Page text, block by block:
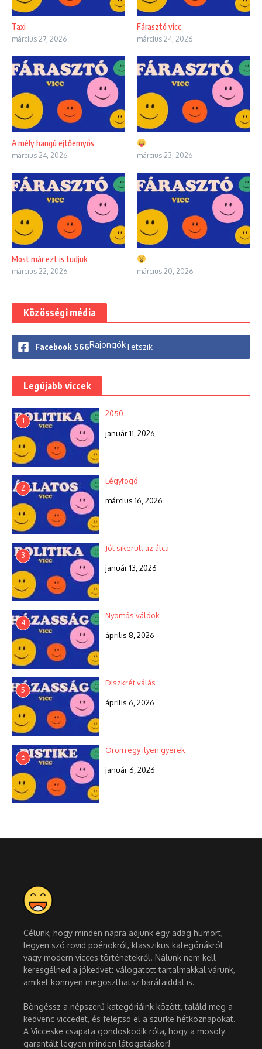
Taxi
március 27, 2026
Fárasztó vicc
március 24, 2026
A mély hangú ejtőernyős
március 24, 2026 március 23, 2026
Most már ezt is tudjuk
március 22, 2026 március 20, 2026
Közösségi média
Facebook 566RajongókTetszik
Legújabb viccek
1
2050
január 11, 2026
2
Légyfogó
március 16, 2026
3
Jól sikerült az álca
január 13, 2026
4
Nyomós válóok
április 8, 2026
5
Diszkrét válás
április 6, 2026
6
Öröm egy ilyen gyerek
január 6, 2026
Célunk, hogy minden napra adjunk egy adag humort,
legyen szó rövid poénokról, klasszikus kategóriákról
vagy modern vicces történetekről. Nálunk nem kell
keresgélned a jókedvet: válogatott tartalmakkal várunk,
amiket könnyen megoszthatsz barátaiddal is.
Böngéssz a népszerű kategóriáink között, találd meg a
kedvenc viccedet, és felejtsd el a szürke hétköznapokat.
A Vicceske csapata gondoskodik róla, hogy a mosoly
garantált legyen minden látogatáskor!